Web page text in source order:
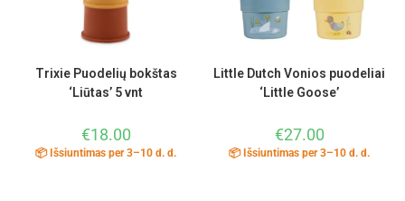
Trixie Puodelių bokštas
‘Liūtas’ 5 vnt
€18.00
📦 Išsiuntimas per 3–10 d. d.
Little Dutch Vonios puodeliai
‘Little Goose’
€27.00
📦 Išsiuntimas per 3–10 d. d.